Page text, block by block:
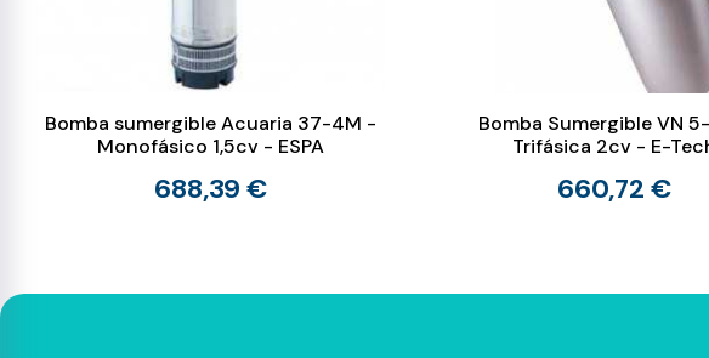
Bomba sumergible Acuaria 37-4M -
Monofásico 1,5cv - ESPA
688,39 €
Bomba Sumergible VN
Trifásica 2cv - E-
660,72 €